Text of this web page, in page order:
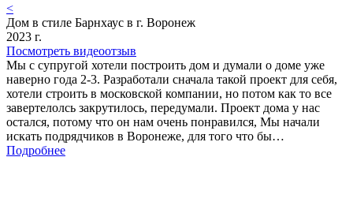
<
Дом в стиле Барнхаус в г. Воронеж
2023 г.
Посмотреть видеоотзыв
Мы с супругой хотели построить дом и думали о доме уже
наверно года 2-3. Разработали сначала такой проект для себя,
хотели строить в московской компании, но потом как то все
завертелолсь закрутилось, передумали. Проект дома у нас
остался, потому что он нам очень понравился, Мы начали
искать подрядчиков в Воронеже, для того что бы…
Подробнее